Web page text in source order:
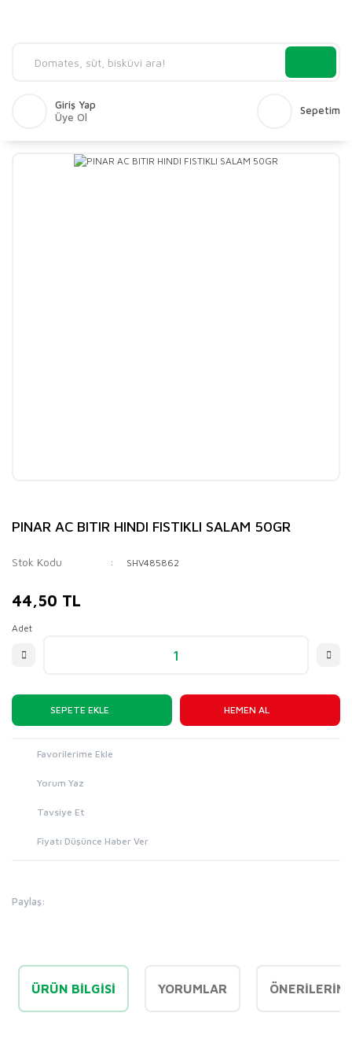
Giriş Yap
Üye Ol
Sepetim
PINAR AC BITIR HINDI FISTIKLI SALAM 50GR
Stok Kodu SHV485862
44,50 TL
Adet
SEPETE EKLE HEMEN AL
Yorum Yaz
Tavsiye Et
Fiyatı Düşünce Haber Ver
Paylaş:
ÜRÜN BILGISI YORUMLAR